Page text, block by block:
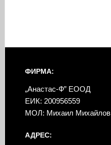
ФИРМА:
„Анастас-Ф” ЕООД
ЕИК: 200956559
МОЛ: Михаил Михайлов
АДРЕС: